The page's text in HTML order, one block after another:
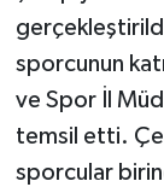
sporcunun
ve Spor İl
temsil etti.
sporcular